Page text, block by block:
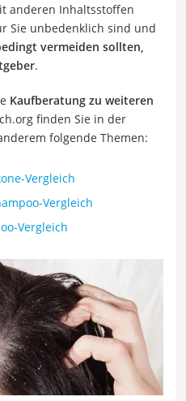
anderen Inhaltsstoffen
Sie unbedenklich sind und
vermeiden sollten,
.
Kaufberatung zu weiteren
finden Sie in der
folgende Themen:
Vergleich
Vergleich
Vergleich